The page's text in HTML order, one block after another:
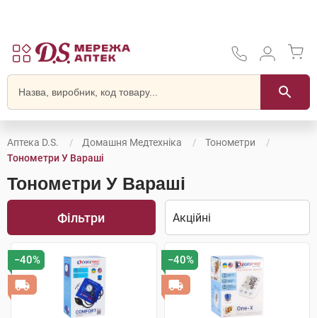
Аптека D.S. Домашня Медтехніка
Тонометри
Тонометри У Вараші
Тонометри У Вараші
Фільтри
−40% −40%